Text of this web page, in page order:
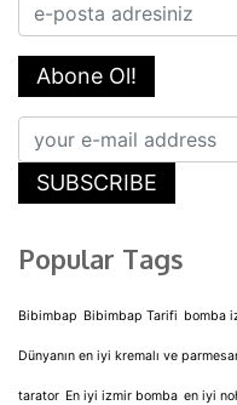
Abone Ol!
SUBSCRIBE
Popular Tags
Bibimbap Bibimbap Tarifi bomba
Dünyanın en iyi kremalı ve
tarator En iyi izmir bomba en iyi